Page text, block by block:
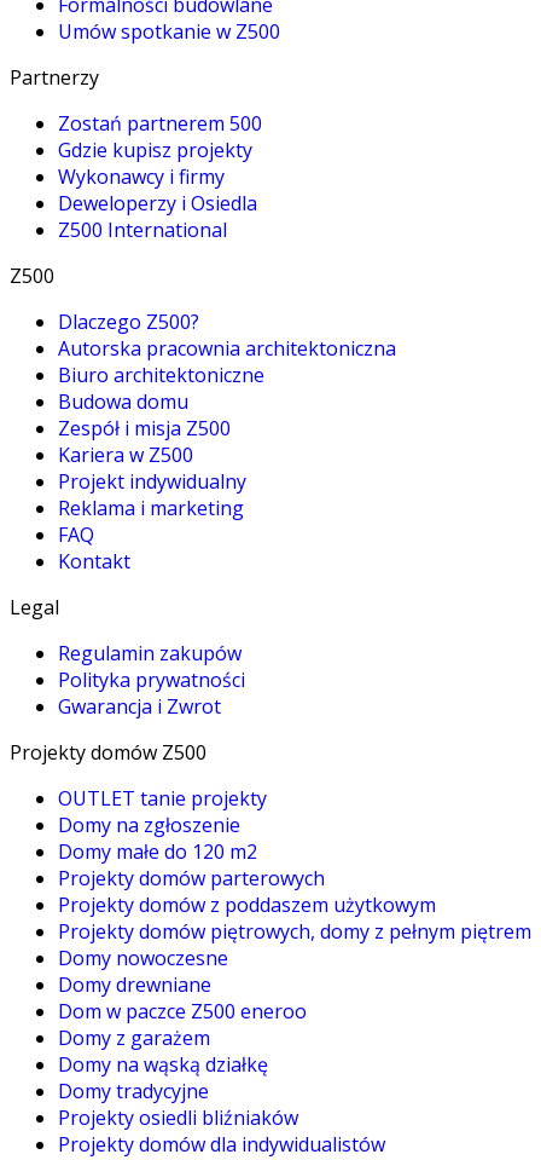
Umów spotkanie w Z500
Partnerzy
Zostań partnerem 500
Gdzie kupisz projekty
Wykonawcy i firmy
Deweloperzy i Osiedla
Z500 International
Z500
Dlaczego Z500?
Autorska pracownia architektoniczna
Biuro architektoniczne
Budowa domu
Zespół i misja Z500
Kariera w Z500
Projekt indywidualny
Reklama i marketing
FAQ
Kontakt
Legal
Regulamin zakupów
Polityka prywatności
Gwarancja i Zwrot
Projekty domów Z500
OUTLET tanie projekty
Domy na zgłoszenie
Domy małe do 120 m2
Projekty domów parterowych
Projekty domów z poddaszem użytkowym
Projekty domów piętrowych, domy z pełnym piętrem
Domy nowoczesne
Domy drewniane
Dom w paczce Z500 eneroo
Domy z garażem
Domy na wąską działkę
Domy tradycyjne
Projekty osiedli bliźniaków
Projekty domów dla indywidualistów